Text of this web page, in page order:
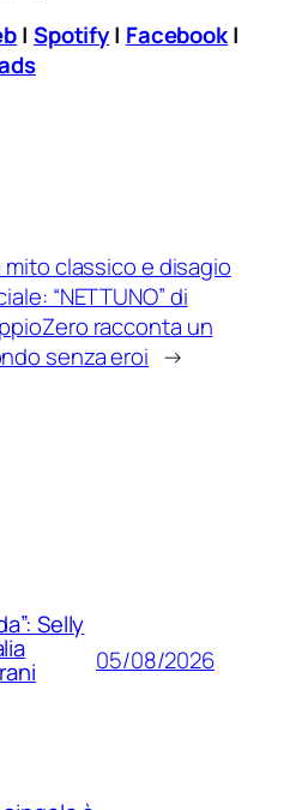
| Spotify| Facebook|
mito classico e disagio
“NETTUNO” di
racconta un
senza eroi →
Selly
05/08/2026